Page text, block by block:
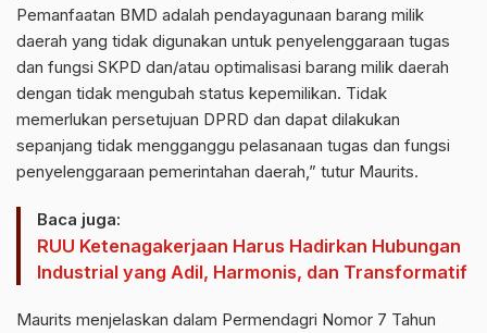
Pemanfaatan BMD adalah pendayagunaan barang milik
daerah yang tidak digunakan untuk penyelenggaraan tugas
dan fungsi SKPD dan/atau optimalisasi barang milik daerah
dengan tidak mengubah status kepemilikan. Tidak
memerlukan persetujuan DPRD dan dapat dilakukan
sepanjang tidak mengganggu pelasanaan tugas dan fungsi
penyelenggaraan pemerintahan daerah,” tutur Maurits.
Baca juga:
RUU Ketenagakerjaan Harus Hadirkan Hubungan
Industrial yang Adil, Harmonis, dan Transformatif
Maurits menjelaskan dalam Permendagri Nomor 7 Tahun